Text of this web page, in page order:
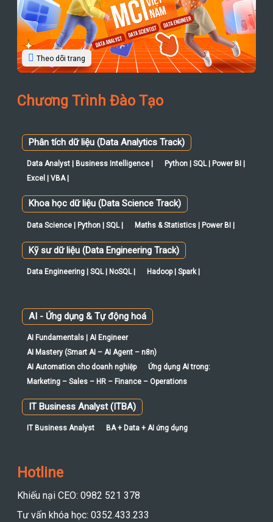
Theo dõi trang
Chương Trình Đào Tạo
Phân tích dữ liệu (Data Analytics Track)
Data Analyst | Business Intelligence |
Python | SQL | Power BI |
Excel | VBA |
Khoa học dữ liệu (Data Science Track)
Data Science | Python | SQL | Maths & Statistics | Power BI |
Kỹ sư dữ liệu (Data Engineering Track)
Data Engineering | SQL | NoSQL | Hadoop | Spark |
AI - Ứng dụng & Tự động hoá
AI Fundamentals | AI Engineer
AI Mastery (Smart AI – AI Agent – n8n)
AI Automation cho doanh nghiệp
Ứng dụng AI trong:
Marketing – Sales – HR – Finance – Operations
IT Business Analyst (ITBA)
IT Business Analyst BA + Data + AI ứng dụng
Hotline
Khiếu nại CEO: 0982 521 378
Tư vấn khóa học: 0352.433.233